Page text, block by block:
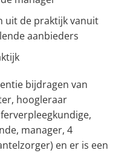
uit de praktijk vanuit
aanbieders
bijdragen van
hoogleraar
manager, 4
en er is een